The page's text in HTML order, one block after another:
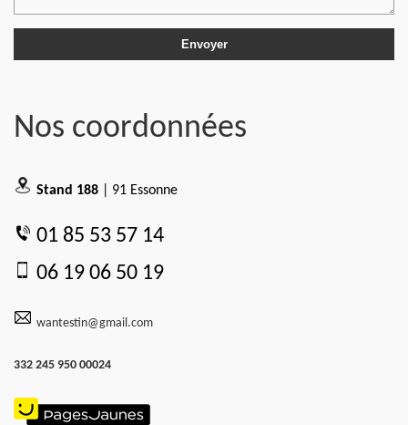
Nos coordonnées
Stand 188 | 91 Essonne
01 85 53 57 14
06 19 06 50 19
wantestin@gmail.com
332 245 950 00024